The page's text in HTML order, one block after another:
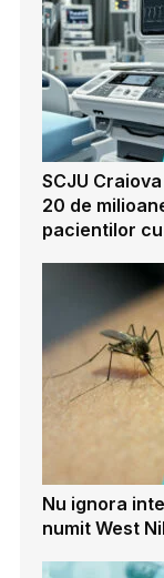
SCJU
20 de
pacientilor cu
Nu ignora
numit West